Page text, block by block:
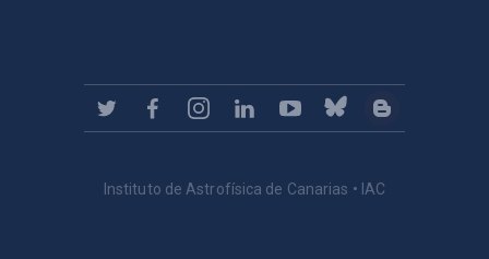
Instituto de Astrofísica de Canarias • IAC